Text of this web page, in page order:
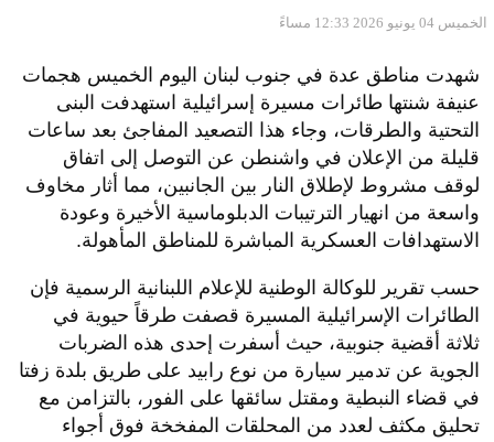
الخميس 04 يونيو 2026 12:33 مساءً
​شهدت مناطق عدة في جنوب لبنان اليوم الخميس هجمات
عنيفة شنتها طائرات مسيرة إسرائيلية استهدفت البنى
التحتية والطرقات، وجاء هذا التصعيد المفاجئ بعد ساعات
قليلة من الإعلان في واشنطن عن التوصل إلى اتفاق
لوقف مشروط لإطلاق النار بين الجانبين، مما أثار مخاوف
واسعة من انهيار الترتيبات الدبلوماسية الأخيرة وعودة
الاستهدافات العسكرية المباشرة للمناطق المأهولة.
​حسب تقرير للوكالة الوطنية للإعلام اللبنانية الرسمية فإن
الطائرات الإسرائيلية المسيرة قصفت طرقاً حيوية في
ثلاثة أقضية جنوبية، حيث أسفرت إحدى هذه الضربات
الجوية عن تدمير سيارة من نوع رابيد على طريق بلدة زفتا
في قضاء النبطية ومقتل سائقها على الفور، بالتزامن مع
تحليق مكثف لعدد من المحلقات المفخخة فوق أجواء